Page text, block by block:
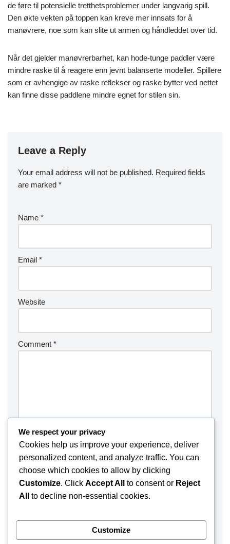
de føre til potensielle tretthetsproblemer under langvarig spill.
Den økte vekten på toppen kan kreve mer innsats for å
manøvrere, noe som kan slite ut armen og håndleddet over tid.
Når det gjelder manøvrerbarhet, kan hode-tunge paddler være
mindre raske til å reagere enn jevnt balanserte modeller. Spillere
som er avhengige av raske reflekser og raske bytter ved nettet
kan finne disse paddlene mindre egnet for stilen sin.
Leave a Reply
Your email address will not be published. Required fields
are marked *
Name *
Email *
Website
Comment *
Save my name, email, and website in this browser for the
next time I comment.
We respect your privacy
Cookies help us improve your experience, deliver
personalized content, and analyze traffic. You can
choose which cookies to allow by clicking
Customize. Click Accept All to consent or Reject
All
to decline non-essential cookies.
Customize